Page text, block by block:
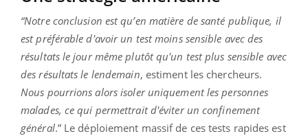
“Notre conclusion est qu’en matière de santé publique, il
est préférable d'avoir un test moins sensible avec des
résultats le jour même plutôt qu'un test plus sensible avec
des résultats le lendemain, estiment les chercheurs.
Nous pourrions alors isoler uniquement les personnes
malades, ce qui permettrait d'éviter un confinement
général.” Le déploiement massif de ces tests rapides est